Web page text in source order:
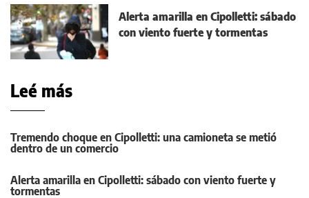
Alerta amarilla en Cipolletti: sábado
con viento fuerte y tormentas
Leé más
Tremendo choque en Cipolletti: una camioneta se metió
dentro de un comercio
Alerta amarilla en Cipolletti: sábado con viento fuerte y
tormentas